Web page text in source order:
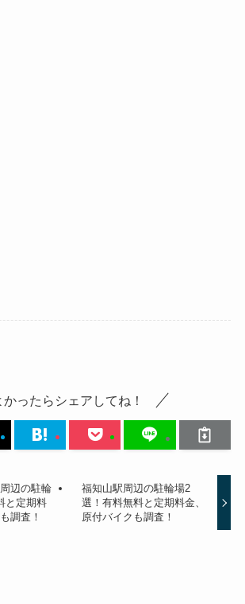
かったらシェアしてね！
辺の駐輪
と定期料
調査！
福知山駅周辺の駐輪場2
選！有料無料と定期料金、
原付バイクも調査！